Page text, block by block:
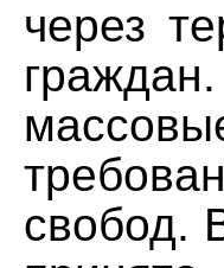
через
свобод.